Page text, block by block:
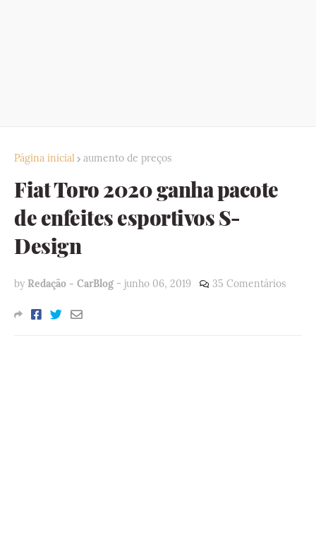
Página inicial aumento de preços
Fiat Toro 2020 ganha pacote
de enfeites esportivos S-
Design
by Redação - CarBlog - junho 06, 2019 35 Comentários